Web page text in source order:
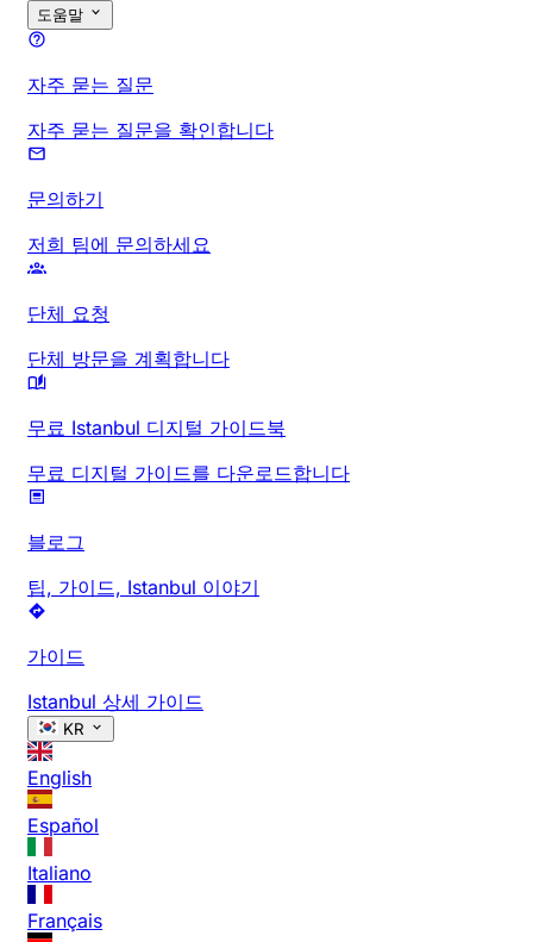
도움말
자주 묻는 질문
자주 묻는 질문을 확인합니다
문의하기
저희 팀에 문의하세요
단체 요청
단체 방문을 계획합니다
무료 Istanbul 디지털 가이드북
무료 디지털 가이드를 다운로드합니다
블로그
팁, 가이드, Istanbul 이야기
가이드
Istanbul 상세 가이드
KR
English
Español
Italiano
Français